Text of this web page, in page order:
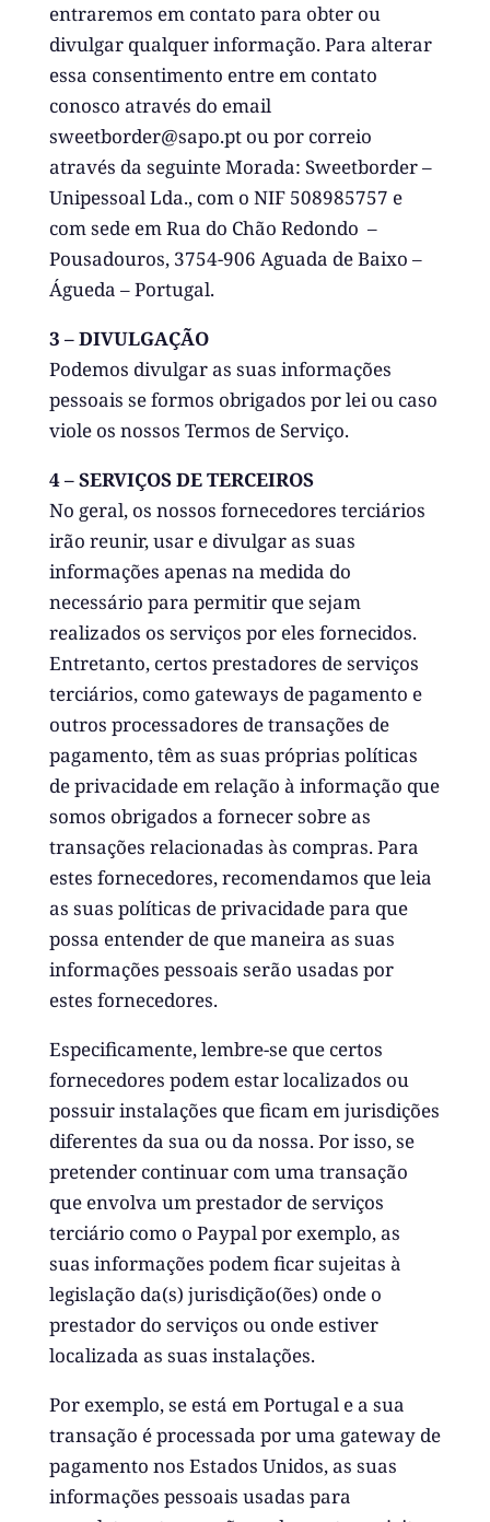
entraremos em contato para obter ou
divulgar qualquer informação. Para alterar
essa consentimento entre em contato
conosco através do email
sweetborder@sapo.pt ou por correio
através da seguinte Morada: Sweetborder –
Unipessoal Lda., com o NIF 508985757 e
com sede emRua do Chão Redondo –
Pousadouros, 3754-906 Aguada de Baixo –
Águeda – Portugal.
3 – DIVULGAÇÃO
Podemos divulgar as suas informações
pessoais se formos obrigados por lei ou caso
viole os nossos Termos de Serviço.
4 – SERVIÇOS DE TERCEIROS
No geral, os nossos fornecedores terciários
irão reunir, usar e divulgar as suas
informações apenas na medida do
necessário para permitir que sejam
realizados os serviços por eles fornecidos.
Entretanto, certos prestadores de serviços
terciários, como gateways de pagamento e
outros processadores de transações de
pagamento, têm as suas próprias políticas
de privacidade em relação à informação que
somos obrigados a fornecer sobre as
transações relacionadas às compras. Para
estes fornecedores, recomendamos que leia
as suas políticas de privacidade para que
possa entender de que maneira as suas
informações pessoais serão usadas por
estes fornecedores.
Especificamente, lembre-se que certos
fornecedores podem estar localizados ou
possuir instalações que ficam em jurisdições
diferentes da sua ou da nossa. Por isso, se
pretender continuar com uma transação
que envolva um prestador de serviços
terciário como o Paypal por exemplo, as
suas informações podem ficar sujeitas à
legislação da(s) jurisdição(ões) onde o
prestador do serviços ou onde estiver
localizada as suas instalações.
Por exemplo, se está em Portugal e a sua
transação é processada por uma gateway de
pagamento nos Estados Unidos, as suas
informações pessoais usadas para